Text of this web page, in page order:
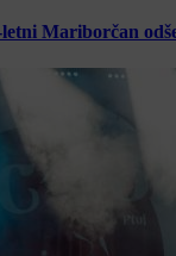
Mariborčan